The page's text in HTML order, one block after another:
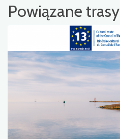
Powiązane trasy